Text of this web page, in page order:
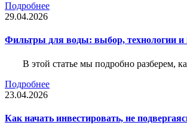
Подробнее
29.04.2026
Фильтры для воды: выбор, технологии и
В этой статье мы подробно разберем,
Подробнее
23.04.2026
Как начать инвестировать, не